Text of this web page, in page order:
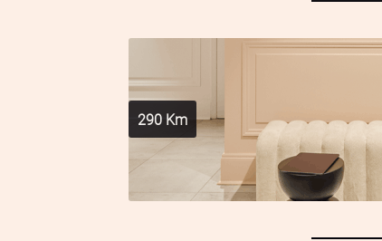
290 Km